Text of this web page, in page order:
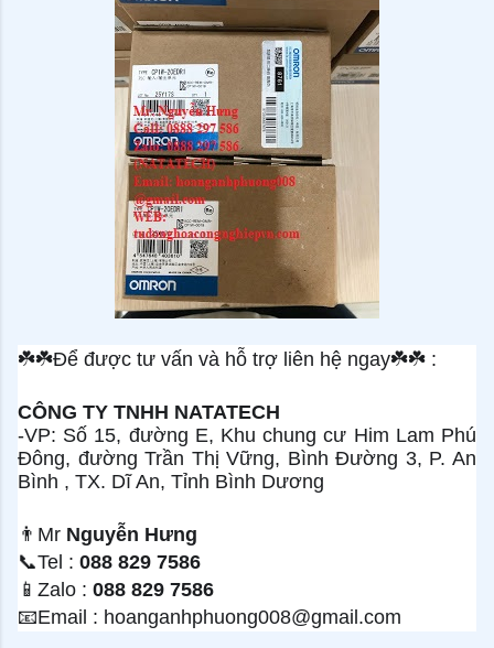
☘☘Để được tư vấn và hỗ trợ liên hệ ngay☘☘ :
CÔNG TY TNHH NATATECH
-VP: Số 15, đường E, Khu chung cư Him Lam Phú
Đông, đường Trần Thị Vững, Bình Đường 3, P. An
Bình , TX. Dĩ An, Tỉnh Bình Dương
👨 Mr Nguyễn Hưng
📞Tel : 088 829 7586
📱 Zalo : 088 829 7586
📧Email : hoanganhphuong008@gmail.com